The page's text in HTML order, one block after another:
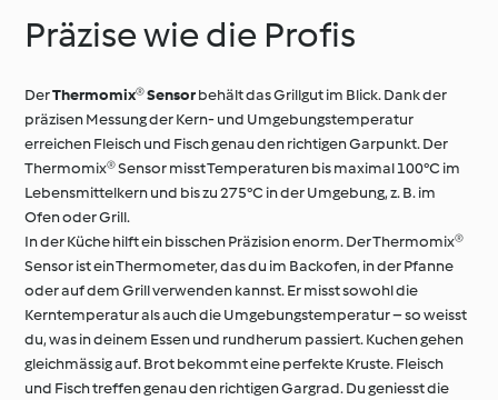
Präzise wie die Profis
DerThermomix® Sensorbehält das Grillgut im Blick. Dank der
präzisen Messung der Kern- und Umgebungstemperatur
erreichen Fleisch und Fisch genau den richtigen Garpunkt. Der
Thermomix® Sensor misst Temperaturen bis maximal 100°C im
Lebensmittelkern und bis zu 275°C in der Umgebung, z. B. im
Ofen oder Grill.
In der Küche hilft ein bisschen Präzision enorm. Der Thermomix®
Sensor ist ein Thermometer, das du im Backofen, in der Pfanne
oder auf dem Grill verwenden kannst. Er misst sowohl die
Kerntemperatur als auch die Umgebungstemperatur – so weisst
du, was in deinem Essen und rundherum passiert. Kuchen gehen
gleichmässig auf. Brot bekommt eine perfekte Kruste. Fleisch
und Fisch treffen genau den richtigen Gargrad. Du geniesst die